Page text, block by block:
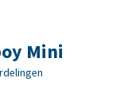
Mini